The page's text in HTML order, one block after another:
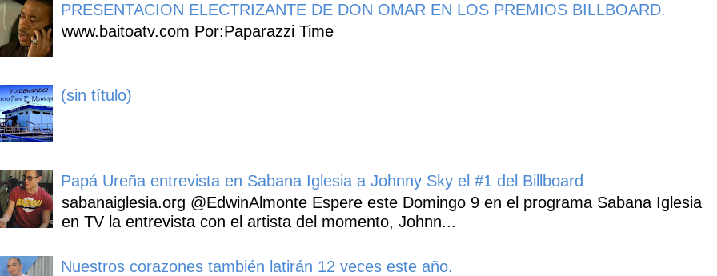
PRESENTACION ELECTRIZANTE DE DON OMAR EN LOS PREMIOS BILLBOARD.
www.baitoatv.com Por:Paparazzi Time
(sin título)
Papá Ureña entrevista en Sabana Iglesia a Johnny Sky el #1 del Billboard
sabanaiglesia.org @EdwinAlmonte Espere este Domingo 9 en el programa Sabana Iglesia
en TV la entrevista con el artista del momento, Johnn...
Nuestros corazones también latirán 12 veces este año.